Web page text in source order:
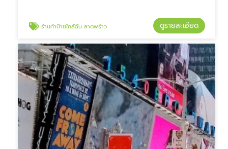
ร้านทำป้ายใกล้ฉัน ลาดพร้าว ดูรายละเอียด